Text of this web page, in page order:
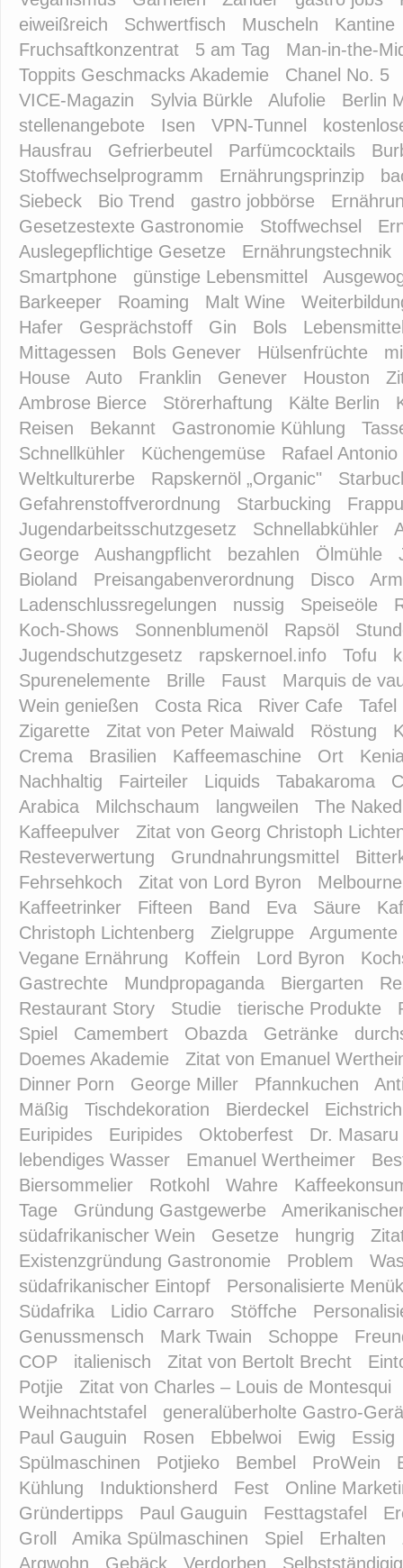
eiweißreich
Schwertfisch Muscheln
Kantine
Fruchsaftkonzentrat
5 am Tag
Man-in-the-
Toppits Geschmacks Akademie
Chanel No. 5
VICE-Magazin
Sylvia Bürkle Alufolie
Berlin
stellenangebote
Isen VPN-Tunnel
Hausfrau
Gefrierbeutel Parfümcocktails
Stoffwechselprogramm
Ernährungsprinzip
Siebeck
Bio Trend gastro jobbörse
Gesetzestexte Gastronomie
Stoffwechsel
Auslegepflichtige Gesetze
Ernährungstechnik
Smartphone
günstige Lebensmittel
Barkeeper
Roaming Malt Wine
Hafer
Gesprächstoff Gin Bols
Mittagessen
Bols Genever Hülsenfrüchte
House
Auto Franklin Genever Houston
Ambrose Bierce
Störerhaftung Kälte Berlin
Reisen
Bekannt Gastronomie Kühlung
Schnellkühler
Küchengemüse
Rafael
Weltkulturerbe
Rapskernöl „Organic"
Gefahrenstoffverordnung
Starbucking
Jugendarbeitsschutzgesetz
Schnellabkühler
George
Aushangpflicht bezahlen Ölmühle
Bioland
Preisangabenverordnung Disco
Ladenschlussregelungen
nussig Speiseöle
Koch-Shows
Sonnenblumenöl Rapsöl
Jugendschutzgesetz
rapskernoel.info Tofu
Spurenelemente
Brille Faust
Marquis de
Wein genießen
Costa Rica River Cafe
Tafel
Zigarette
Zitat von Peter Maiwald Röstung
Crema
Brasilien Kaffeemaschine Ort
Nachhaltig
Fairteiler Liquids Tabakaroma
Arabica
Milchschaum langweilen
The
Kaffeepulver
Zitat von Georg Christoph
Resteverwertung
Grundnahrungsmittel
Fehrsehkoch
Zitat von Lord Byron
Melbourne
Kaffeetrinker
Fifteen Band Eva Säure
Christoph Lichtenberg
Zielgruppe
Argumente
Vegane Ernährung
Koffein Lord Byron
Gastrechte
Mundpropaganda Biergarten
Restaurant Story
Studie tierische Produkte
Spiel
Camembert Obazda Getränke
Doemes Akademie
Zitat von Emanuel
Dinner Porn
George Miller Pfannkuchen
Mäßig
Tischdekoration Bierdeckel
Eichstrich
Euripides
Euripides Oktoberfest
Dr.
lebendiges Wasser
Emanuel Wertheimer
Biersommelier
Rotkohl Wahre
Tage
Gründung Gastgewerbe
südafrikanischer Wein
Gesetze hungrig
Existenzgründung Gastronomie
Problem
südafrikanischer Eintopf
Personalisierte
Südafrika
Lidio Carraro Stöffche
Genussmensch
Mark Twain Schoppe
COP
italienisch Zitat von Bertolt Brecht
Potjie
Zitat von Charles – Louis de Montesqui
Weihnachtstafel
generalüberholte Gastro-
Paul Gauguin
Rosen Ebbelwoi Ewig
Essig
Spülmaschinen
Potjieko Bembel ProWein
Kühlung
Induktionsherd Fest
Online
Gründertipps
Paul Gauguin Festtagstafel
Groll
Amika Spülmaschinen Spiel Erhalten
Argwohn
Gebäck Verdorben
Selbstständigig